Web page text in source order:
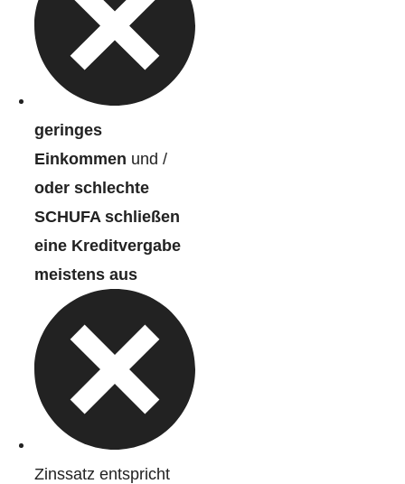
geringes
Einkommen und /
oder schlechte
SCHUFA schließen
eine Kreditvergabe
meistens aus
Zinssatz entspricht